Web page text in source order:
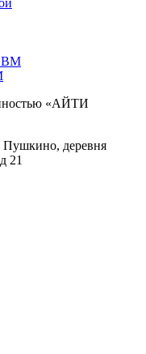
«АЙТИ
Пушкино, деревня
21